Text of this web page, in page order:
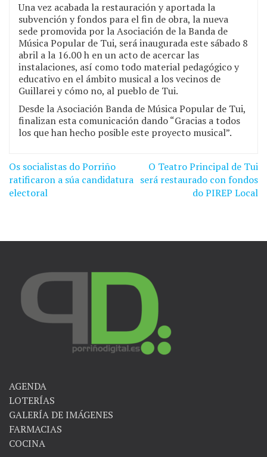
Una vez acabada la restauración y aportada la
subvención y fondos para el fin de obra, la nueva
sede promovida por la Asociación de la Banda de
Música Popular de Tui, será inaugurada este sábado 8
abril a la 16.00 h en un acto de acercar las
instalaciones, así como todo material pedagógico y
educativo en el ámbito musical a los vecinos de
Guillarei y cómo no, al pueblo de Tui.
Desde la Asociación Banda de Música Popular de Tui,
finalizan esta comunicación dando “Gracias a todos
los que han hecho posible este proyecto musical”.
Navegación
de
Os socialistas do Porriño
ratificaron a súa candidatura
electoral
O Teatro Principal de Tui
será restaurado con fondos
do PIREP Local
AGENDA
LOTERÍAS
GALERÍA DE IMÁGENES
FARMACIAS
COCINA